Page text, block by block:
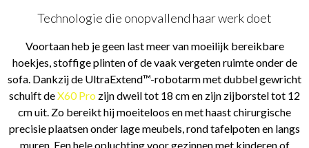
Technologie die onopvallend haar werk doet
Voortaan heb je geen last meer van moeilijk bereikbare
hoekjes, stoffige plinten of de vaak vergeten ruimte onder de
sofa. Dankzij de UltraExtend™-robotarm met dubbel gewricht
schuift deX60 Pro zijn dweil tot 18 cm en zijn zijborstel tot 12
cm uit. Zo bereikt hij moeiteloos en met haast chirurgische
precisie plaatsen onder lage meubels, rond tafelpoten en langs
muren. Een hele opluchting voor gezinnen met kinderen of